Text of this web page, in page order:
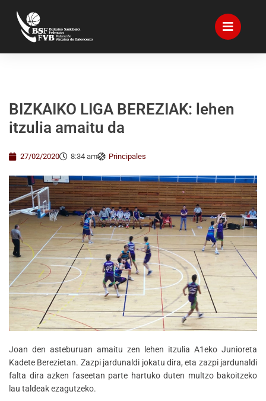
BIZKAIKO LIGA BEREZIAK: lehen
itzulia amaitu da
27/02/2020 8:34 am Principales
Joan den asteburuan amaitu zen lehen itzulia A1eko Junioreta
Kadete Berezietan. Zazpi jardunaldi jokatu dira, eta zazpi jardunaldi
falta dira azken faseetan parte hartuko duten multzo bakoitzeko
lau taldeak ezagutzeko.